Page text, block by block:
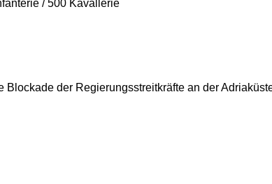
/ 500 Kavallerie
Blockade der Regierungsstreitkräfte an der